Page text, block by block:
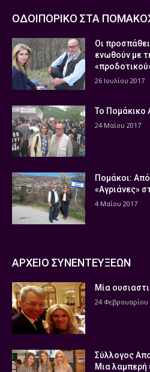
ΟΔΟΙΠΟΡΙΚΟ ΣΤΑ
Οι
ενωθούν με
26 Ιουλίου 2017
Το Πομάκικο
24 Μαΐου 2017
Πομάκοι:
«Αγριάνες»
4 Μαΐου 2017
ΑΡΧΕΙΟ ΣΥΝΕΝΤΕΥΞΕΩΝ
Μία
24 Φεβρουαρίου
Σύλλογος
Μια λαμπερή